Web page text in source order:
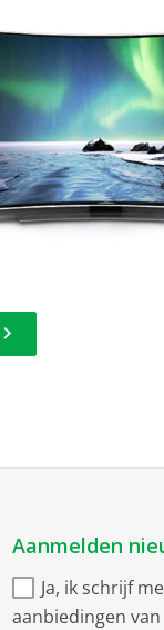
Aanmelden
Ja, ik schrijf
aanbiedingen van